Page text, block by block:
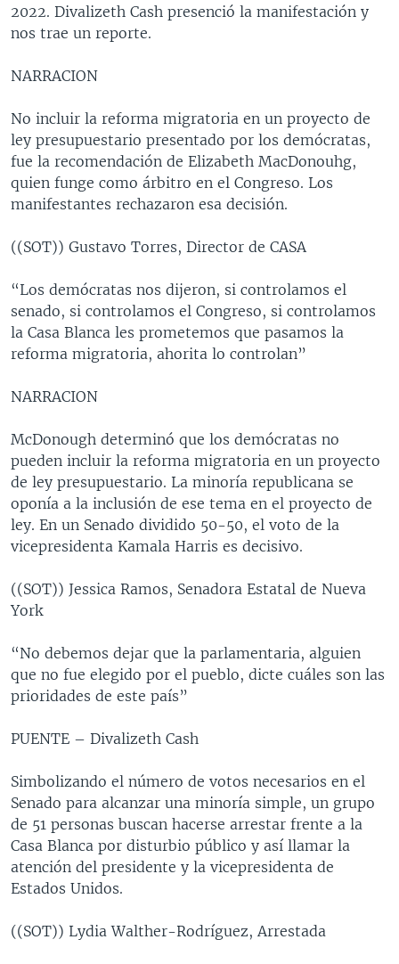
2022. Divalizeth Cash presenció la manifestación y
nos trae un reporte.
NARRACION
No incluir la reforma migratoria en un proyecto de
ley presupuestario presentado por los demócratas,
fue la recomendación de Elizabeth MacDonouhg,
quien funge como árbitro en el Congreso. Los
manifestantes rechazaron esa decisión.
((SOT)) Gustavo Torres, Director de CASA
“Los demócratas nos dijeron, si controlamos el
senado, si controlamos el Congreso, si controlamos
la Casa Blanca les prometemos que pasamos la
reforma migratoria, ahorita lo controlan”
NARRACION
McDonough determinó que los demócratas no
pueden incluir la reforma migratoria en un proyecto
de ley presupuestario. La minoría republicana se
oponía a la inclusión de ese tema en el proyecto de
ley. En un Senado dividido 50-50, el voto de la
vicepresidenta Kamala Harris es decisivo.
((SOT)) Jessica Ramos, Senadora Estatal de Nueva
York
“No debemos dejar que la parlamentaria, alguien
que no fue elegido por el pueblo, dicte cuáles son las
prioridades de este país”
PUENTE – Divalizeth Cash
Simbolizando el número de votos necesarios en el
Senado para alcanzar una minoría simple, un grupo
de 51 personas buscan hacerse arrestar frente a la
Casa Blanca por disturbio público y así llamar la
atención del presidente y la vicepresidenta de
Estados Unidos.
((SOT)) Lydia Walther-Rodríguez, Arrestada